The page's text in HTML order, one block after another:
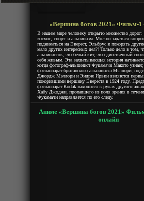
«Вершина богов 2021» Фильм-1
В нашем мире человеку открыто множество дорог:
космос, спорт. и альпинизм. Можно задаться
подниматься на Эверест, Эльбрус и покорять
мало других интересных дел?! Только дело в том,
альпинистов, это белый кит, это единственный
себя живым. Эта захватывающая история
когда фотограф-альпинист Фукамачи Макото
фотоаппарат британского альпиниста Мэллори,
Джордж Мэллори и Эндрю Ирвин являются
покорившими вершину Эвереста в 1924 году.
фотоаппарат Kodak находится в руках другого
Хабу Джоджи, пропавшего из поля зрения в
Фукамачи направляется по его следу.
Аниме «Вершина богов 2021»
онлайн